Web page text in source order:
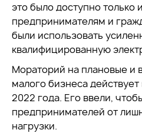
это было доступно только
предпринимателям и
были использовать
квалифицированную
Мораторий на плановые и
малого бизнеса
2022 года. Его ввели,
предпринимателей от
нагрузки.